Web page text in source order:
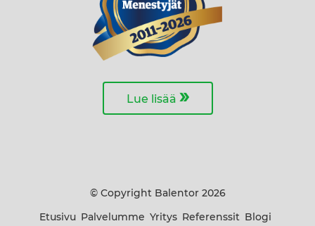
Lue lisää »
© Copyright Balentor 2026
Etusivu Palvelumme Yritys Referenssit Blogi